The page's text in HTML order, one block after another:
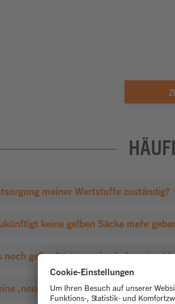
meiner Wertstoffe zuständig?
keine gelben Säcke mehr
noch gelbe Säcke an den bekannten
‚neue’ Wertstofftonne abgeholt?